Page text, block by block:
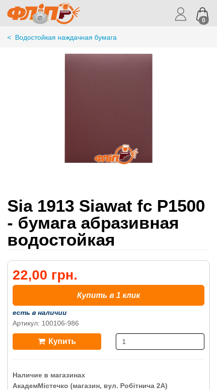
0
< Водостойкая наждачная бумага
Sia 1913 Siawat fc P1500
- бумага абразивная
водостойкая
22,00 грн.
Купить в 1 клик
есть в наличии
Артикул: 100106-986
Купить
Наличие в магазинах
АкадемМістечко (магазин, вул. Робітнича 2А)